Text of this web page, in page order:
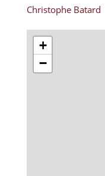
Christophe Batard
+
−